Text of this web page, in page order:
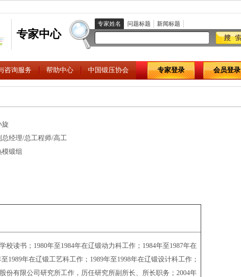
专家中心
专家姓名 问题标题 新闻标题
咨询服务 帮助中心 中国锻压协会 专家登录 会员登录
旋
总经理/总工程师/高工
模锻组
校读书； 1980年至 1984年在辽锻动力科工作； 1984年至 1987年在
1989年在辽锻工艺科工作； 1989年至 1998年在辽锻设计科工作；
份有限公司研究所工作，历任研究所副所长、所长职务； 2004年